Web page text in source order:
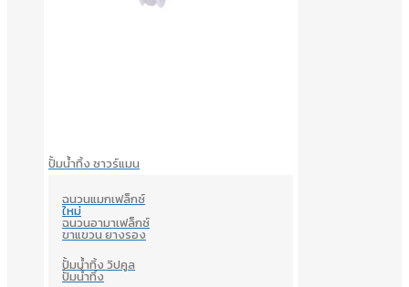
ปั้มน้ำทิ้ง ซาวร์แมน
ฉนวนแมกเฟล็กซ์
ใหม่
ฉนวนอามาเฟล็กซ์
ขาแขวน ยางรอง
ปั้มน้ำทิ้ง วิปคูล
ปั้มน้ำทิ้ง